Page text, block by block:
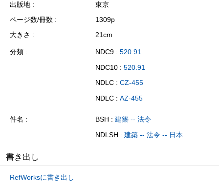
出版地
東京
ページ数/冊数
1309p
大きさ
21cm
分類 NDC9 : 520.91
NDC10 : 520.91
NDLC : CZ-455
NDLC : AZ-455
件名 BSH : 建築 -- 法令
NDLSH : 建築 -- 法令 -- 日本
書き出し
RefWorksに書き出し